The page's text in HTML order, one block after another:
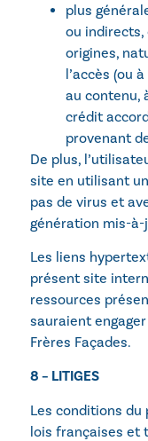
plus
ou indirects,
origines,
l’accès (ou
au contenu,
crédit
provenant
De plus,
site en utilisant
pas de virus et
génération mis-à-
Les liens
présent site
ressources
sauraient
Frères Façades.
8 – LITIGES
Les conditions
lois françaises et